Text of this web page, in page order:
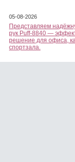
05-08-2026
Представляем
рук Puff-8840 —
решение для офиса,
спортзала.